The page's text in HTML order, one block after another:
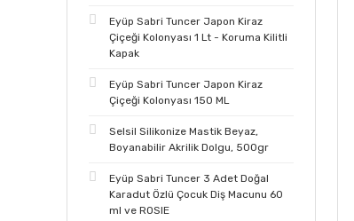
Eyüp Sabri Tuncer Japon Kiraz
Çiçeği Kolonyası 1 Lt - Koruma Kilitli
Kapak
Eyüp Sabri Tuncer Japon Kiraz
Çiçeği Kolonyası 150 ML
Selsil Silikonize Mastik Beyaz,
Boyanabilir Akrilik Dolgu, 500gr
Eyüp Sabri Tuncer 3 Adet Doğal
Karadut Özlü Çocuk Diş Macunu 60
ml ve ROSIE